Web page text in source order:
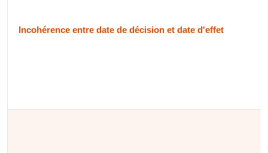
Incohérence entre date de décision et date d'effet